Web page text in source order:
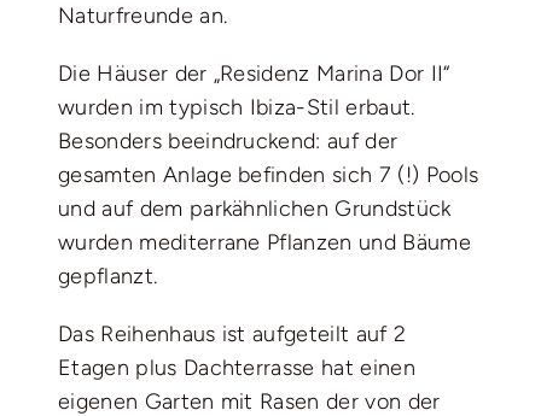
Naturfreunde an.
Die Häuser der „Residenz Marina Dor II“
wurden im typisch Ibiza-Stil erbaut.
Besonders beeindruckend: auf der
gesamten Anlage befinden sich 7 (!) Pools
und auf dem parkähnlichen Grundstück
wurden mediterrane Pflanzen und Bäume
gepflanzt.
Das Reihenhaus ist aufgeteilt auf 2
Etagen plus Dachterrasse hat einen
eigenen Garten mit Rasen der von der